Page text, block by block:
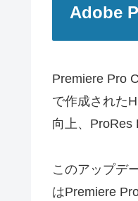
Adobe
Premiere Pro
で作成された
向上、ProRes
このアップデ
はPremiere